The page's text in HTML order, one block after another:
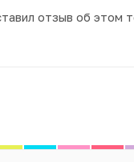
отзыв об этом